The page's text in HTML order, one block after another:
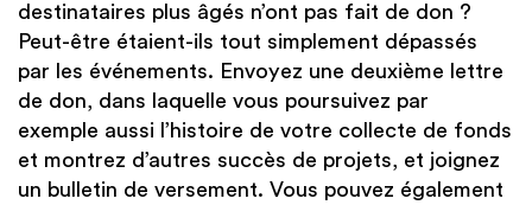
destinataires plus âgés n’ont pas fait de don ?
Peut-être étaient-ils tout simplement dépassés
par les événements. Envoyez une deuxième lettre
de don, dans laquelle vous poursuivez par
exemple aussi l’histoire de votre collecte de fonds
et montrez d’autres succès de projets, et joignez
un bulletin de versement. Vous pouvez également